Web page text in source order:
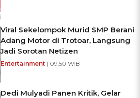
Viral Sekelompok Murid SMP Berani
Adang Motor di Trotoar, Langsung
Jadi Sorotan Netizen
Entertainment | 09:50 WIB
Dedi Mulyadi Panen Kritik, Gelar